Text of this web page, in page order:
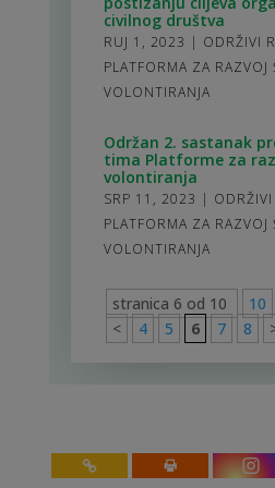
civilnog društva
RUJ 1, 2023 | ODRŽIVI
PLATFORMA ZA RAZVOJ
VOLONTIRANJA
Održan 2. sastanak
tima Platforme za
volontiranja
SRP 11, 2023 | ODRŽIVI
PLATFORMA ZA RAZVOJ
VOLONTIRANJA
stranica 6 od 10
10
<
4 5 6 7 8